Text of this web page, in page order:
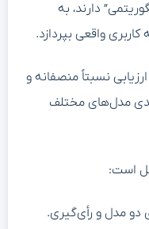
دارند، به
واقعی بپردازد.
نسبتاً منصفانه و
مدل‌های مختلف
است:
دو مدل و رأی‌گیری.